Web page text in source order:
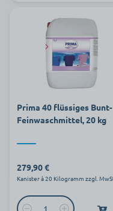
Prima 40 flüssiges Bunt-
Feinwaschmittel, 20 kg
279,90 €
Kanister à 20 Kilogramm zzgl.